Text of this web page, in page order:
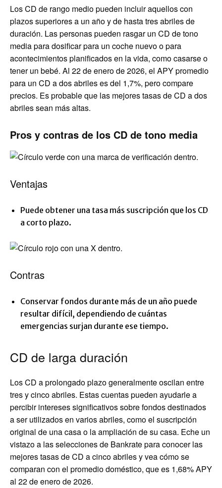
Los CD de rango medio pueden incluir aquellos con
plazos superiores a un año y de hasta tres abriles de
duración. Las personas pueden rasgar un CD de tono
media para dosificar para un coche nuevo o para
acontecimientos planificados en la vida, como casarse o
tener un bebé. Al 22 de enero de 2026, el APY promedio
para un CD a dos abriles es del 1,7%, pero compare
precios. Es probable que las mejores tasas de CD a dos
abriles sean más altas.
Pros y contras de los CD de tono media
Ventajas
Puede obtener una tasa más suscripción que los CD
a corto plazo.
Contras
Conservar fondos durante más de un año puede
resultar difícil, dependiendo de cuántas
emergencias surjan durante ese tiempo.
CD de larga duración
Los CD a prolongado plazo generalmente oscilan entre
tres y cinco abriles. Estas cuentas pueden ayudarle a
percibir intereses significativos sobre fondos destinados
a ser utilizados en varios abriles, como el suscripción
original de una casa o la ampliación de su casa. Eche un
vistazo a las selecciones de Bankrate para conocer las
mejores tasas de CD a cinco abriles y vea cómo se
comparan con el promedio doméstico, que es 1,68% APY
al 22 de enero de 2026.